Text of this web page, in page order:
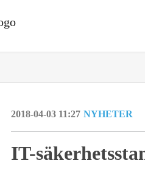
2018-04-03 11:27 NYHETER
​IT-